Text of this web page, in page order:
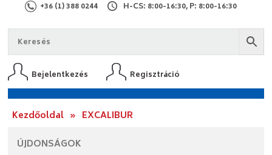
+36 (1) 388 0244 H-CS: 8:00-16:30, P: 8:00-16:30
Bejelentkezés Regisztráció
Kezdőoldal » EXCALIBUR
ÚJDONSÁGOK